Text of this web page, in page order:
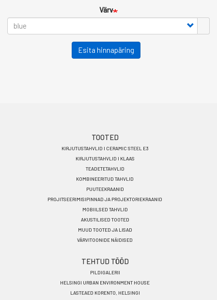
Värv
Esita hinnapäring
TOOTED
KIRJUTUSTAHVLID I CERAMIC STEEL E3
KIRJUTUSTAHVLID I KLAAS
TEADETETAHVLID
KOMBINEERITUD TAHVLID
PUUTEEKRAANID
PROJITSEERIMISIPINNAD JA PROJEKTORIEKRAANID
MOBIILSED TAHVLID
AKUSTILISED TOOTED
MUUD TOOTED JA LISAD
VÄRVITOONIDE NÄIDISED
TEHTUD TÖÖD
PILDIGALERII
HELSINGI URBAN ENVIRONMENT HOUSE
LASTEAED KORENTO, HELSINGI